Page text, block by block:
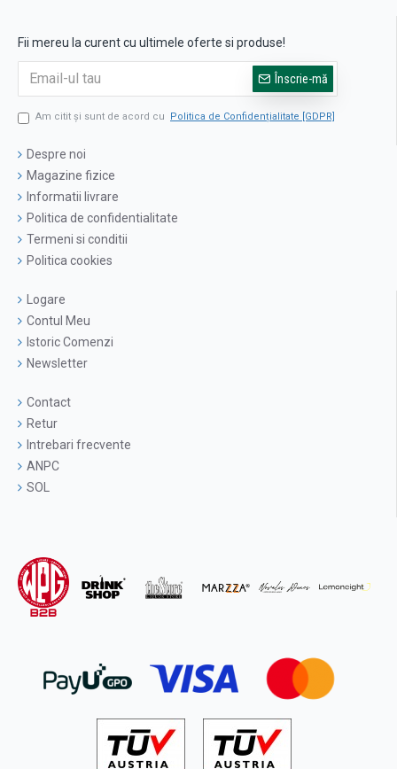
Fii mereu la curent cu ultimele oferte si produse!
Înscrie-mă
Am citit şi sunt de acord cu Politica de Confidențialitate [GDPR]
Despre noi
Magazine fizice
Informatii livrare
Politica de confidentialitate
Termeni si conditii
Politica cookies
Logare
Contul Meu
Istoric Comenzi
Newsletter
Contact
Retur
Intrebari frecvente
ANPC
SOL